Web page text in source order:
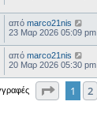
από marco21nis
23 Μαρ 2026 05:09 pm
από marco21nis
20 Μαρ 2026 05:30 pm
Σελίδα1
1 2